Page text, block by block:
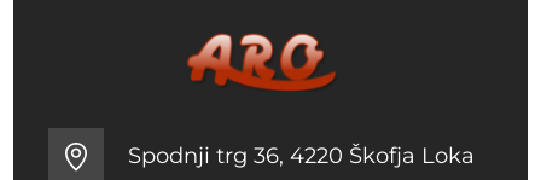
Spodnji trg 36, 4220 Škofja Loka